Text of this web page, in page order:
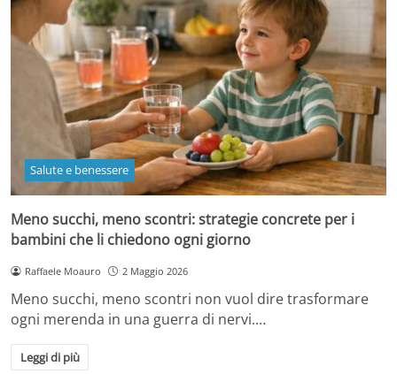
Salute e benessere
Meno succhi, meno scontri: strategie concrete per i
bambini che li chiedono ogni giorno
Raffaele Moauro 2 Maggio 2026
Meno succhi, meno scontri non vuol dire trasformare
ogni merenda in una guerra di nervi.…
Leggi di più